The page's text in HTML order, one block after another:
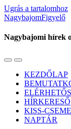
Ugrás a tartalomhoz
NagybajomFigyelő
Nagybajomi hírek
Váltás
mobil
menüre
Használja
keresés
mezőt
KEZDŐLAP
HÍRKERESŐ
KISS-
NAPTÁR